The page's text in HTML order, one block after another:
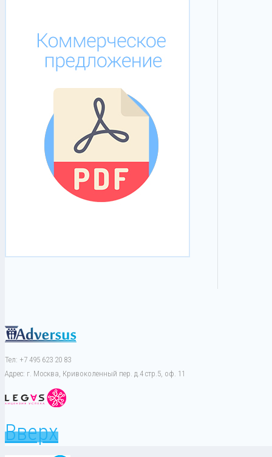
Тел: +7 495 623 20 83
Адрес: г. Москва, Кривоколенный пер. д.4 стр.5, оф. 11
Вверх